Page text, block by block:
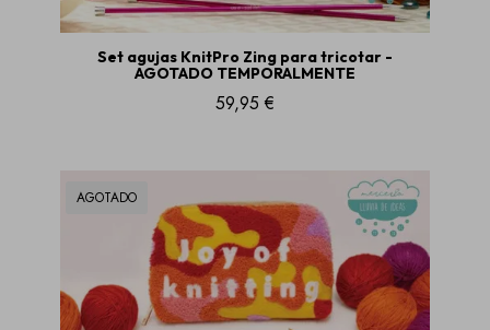
Set agujas KnitPro Zing para tricotar -
AGOTADO TEMPORALMENTE
59,95 €
AGOTADO